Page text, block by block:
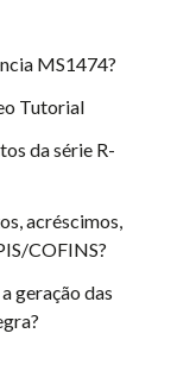
MS1474?
Tutorial
da série R-
acréscimos,
COFINS?
geração das